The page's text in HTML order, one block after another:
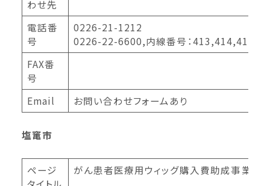
わせ先
電話番
号
0226-21-1212
0226-22-6600,内線番号：413,414,415
FAX番
号
Email
お問い合わせフォームあり
塩竃市
ページ
がん患者医療用ウィッグ購入費助成事業